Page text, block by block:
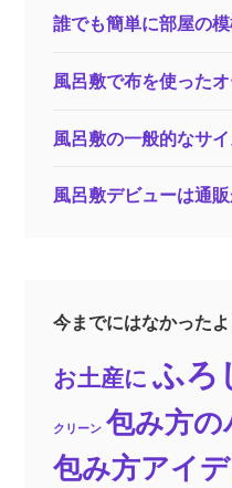
誰でも簡単に部屋の
風呂敷で布を使った
風呂敷の一般的なサ
風呂敷デビューは通販
今までにはなかった
お土産に ふろ
クリーン 包み方
包み方アイ